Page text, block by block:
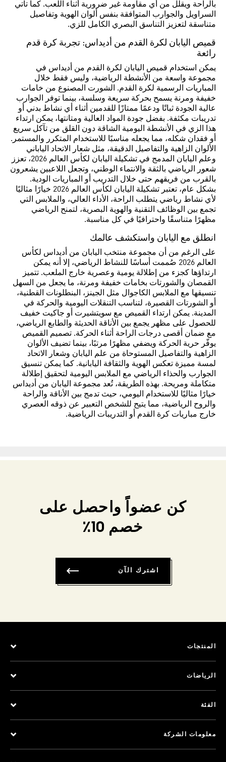
بالراحة ويقلل من أي مقاومة غير ضرورية أثناء اللعب. كما تأتي
السراويل والجوارب المتوافقة بنفس ألوان الهوية وتفاصيل
متناسقة لتعزيز التناسق البصري الكامل للزي.
قميص اليابان لكرة القدم من أديداس: تجربة كرة قدم
رائعة
يمكن استخدام قميص اليابان لكرة القدم من أديداس في
مجموعة واسعة من الأنشطة الرياضية، وليس فقط خلال
المباريات الرسمية لكرة القدم. الشورت المصنوع من خامات
خفيفة ومرنة يسمح بحركة سريعة وسلسة، بينما توفر الجوارب
عالية الجودة ثباتًا ودعمًا ممتازًا للقدمين أثناء أي نشاط بدني أو
تدريبات مكثفة. بفضل جودة المواد العالية ومتانتها، يمكن ارتداء
هذا الزي في الأنشطة اليومية الشاقة دون القلق من تآكل سريع
أو فقدان شكله، مما يجعله مناسبًا للاستخدام المتكرر والمستمر.
الألوان الزاهية والتفاصيل الدقيقة، مثل شعار الاتحاد الياباني
وعلم اليابان المدمج في تشكيلة اليابان لكأس العالم 2026، تعزز
شعور الرياضي بالثقة والانتماء الوطني، وتجعل اللاعبين يشعرون
بالقرب من فريقهم حتى خلال التدريب أو المباريات الودية.
بشكل عام، تعتبر تشكيلة اليابان لكأس العالم 2026 خيارًا مثاليًا
لأي نشاط رياضي يتطلب الراحة، الأداء العالي، والملابس التي
تجمع بين الوظائف التقنية والهوية البصرية، لتمنح الرياضي
مظهرًا متناسقًا واحترافيًا في كل مناسبة.
انطلق مع اليابان واستكشف عالمك
على الرغم من أن مجموعة منتخب اليابان من أديداس لكأس
العالم 2026 صُممت أساسًا للنشاط الرياضي، إلا أنه يمكن
ارتداؤها كجزء من إطلالة يومية وعصرية خارج الملعب. تتميز
القمصان والشورتات بخامات خفيفة ومرنة، ما يجعل من السهل
تنسيقها مع الملابس الكاجوال مثل الجينز، البنطلونات القطنية،
أو الشورتات القصيرة، لتناسب التنقلات اليومية والحركة في
المدينة. يمكن ارتداء القميص مع سويتشيرت أو جاكيت خفيف
للحصول على مظهر يجمع بين الأناقة الحديثة والطابع الرياضي،
مع ضمان أقصى درجات الراحة أثناء الحركة. تصميم القميص
يوفّر حرية الحركة ويضفي مظهرًا مرتبًا، بينما تضيف الألوان
الزاهية والتفاصيل المستوحاة من علم اليابان وشعار الاتحاد
لمسة مميزة تعكس الهوية والثقافة اليابانية. كما يمكن تنسيق
الجوارب والحذاء الرياضي مع الملابس اليومية لتحقيق إطلالة
متكاملة ومريحة. بهذه الطريقة، تُعد مجموعة اليابان من أديداس
خيارًا مثاليًا للاستخدام اليومي، حيث تدمج بين الأناقة والراحة
والروح الرياضية، مما يتيح للشخص التعبير عن ذوقه العصري
خارج مباريات كرة القدم أو التدريبات الرياضية.
كن عضواً واحصل على
خصم 10٪
اشترك الآن
المنتجات
الرياضات
الفئة
معلومات الشركة